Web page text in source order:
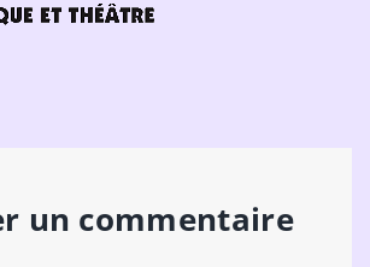
un commentaire